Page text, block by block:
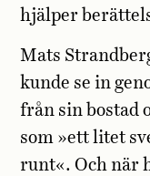
hjälper
Mats
kunde se in
från sin bostad
som »ett litet
runt«. Och när